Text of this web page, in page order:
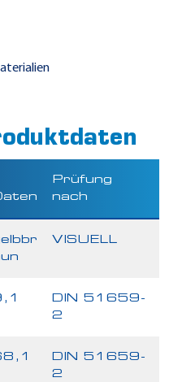
Prüfung
nach
VISUELL
DIN 51659-
2
DIN 51659-
2